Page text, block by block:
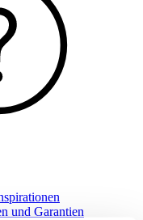
und Garantien